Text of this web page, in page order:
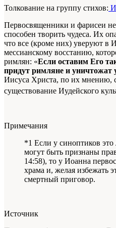
Толкование на группу стихов:
Первосвященники и фарисеи
способен творить чудеса. Их
что все (кроме них) уверуют в
мессианскому восстанию,
римлян: «Если оставим Его
придут римляне и уничтожат
Иисуса Христа, по их мнению,
существование Иудейского
Примечания
*1 Если у синоптиков
могут быть признаны
14:58), то у Иоанна
храма и, желая избежать
смертный приговор.
Источник